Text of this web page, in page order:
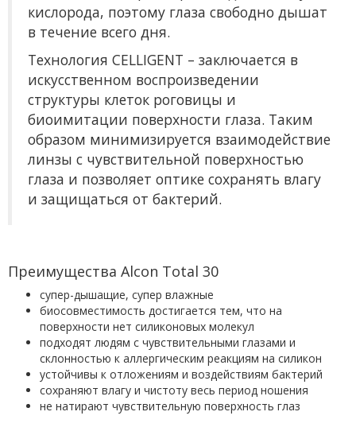
кислорода, поэтому глаза свободно дышат
в течение всего дня.
Технология CELLIGENT – заключается в
искусственном воспроизведении
структуры клеток роговицы и
биоимитации поверхности глаза. Таким
образом минимизируется взаимодействие
линзы с чувствительной поверхностью
глаза и позволяет оптике сохранять влагу
и защищаться от бактерий.
Преимущества Alcon Total 30
супер-дышащие, супер влажные
биосовместимость достигается тем, что на
поверхности нет силиконовых молекул
подходят людям с чувствительными глазами и
склонностью к аллергическим реакциям на силикон
устойчивы к отложениям и воздействиям бактерий
сохраняют влагу и чистоту весь период ношения
не натирают чувствительную поверхность глаз